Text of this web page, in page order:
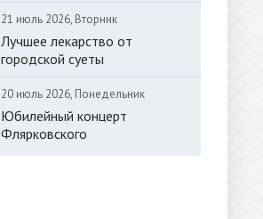
21 июль 2026, Вторник
Лучшее лекарство от
городской суеты
20 июль 2026, Понедельник
Юбилейный концерт
Флярковского